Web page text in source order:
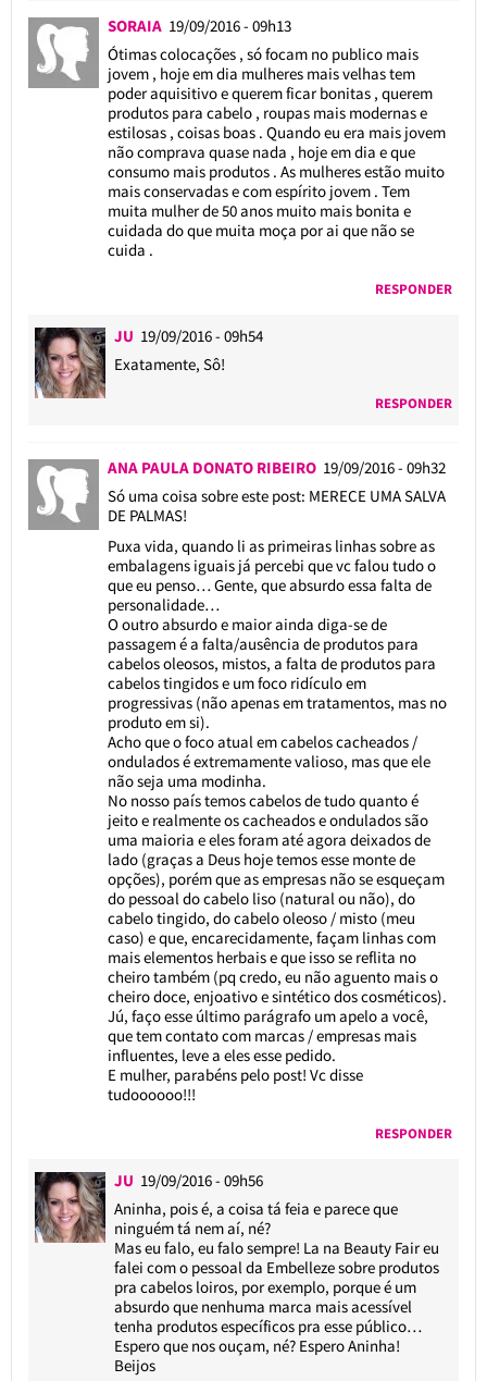
SORAIA 19/09/2016 - 09h13
Ótimas colocações , só focam no publico mais
jovem , hoje em dia mulheres mais velhas tem
poder aquisitivo e querem ficar bonitas , querem
produtos para cabelo , roupas mais modernas e
estilosas , coisas boas . Quando eu era mais jovem
não comprava quase nada , hoje em dia e que
consumo mais produtos . As mulheres estão muito
mais conservadas e com espírito jovem . Tem
muita mulher de 50 anos muito mais bonita e
cuidada do que muita moça por ai que não se
cuida .
RESPONDER
JU 19/09/2016 - 09h54
Exatamente, Sô!
RESPONDER
ANA PAULA DONATO RIBEIRO 19/09/2016 - 09h32
Só uma coisa sobre este post: MERECE UMA SALVA
DE PALMAS!
Puxa vida, quando li as primeiras linhas sobre as
embalagens iguais já percebi que vc falou tudo o
que eu penso… Gente, que absurdo essa falta de
personalidade…
O outro absurdo e maior ainda diga-se de
passagem é a falta/ausência de produtos para
cabelos oleosos, mistos, a falta de produtos para
cabelos tingidos e um foco ridículo em
progressivas (não apenas em tratamentos, mas no
produto em si).
Acho que o foco atual em cabelos cacheados /
ondulados é extremamente valioso, mas que ele
não seja uma modinha.
No nosso país temos cabelos de tudo quanto é
jeito e realmente os cacheados e ondulados são
uma maioria e eles foram até agora deixados de
lado (graças a Deus hoje temos esse monte de
opções), porém que as empresas não se esqueçam
do pessoal do cabelo liso (natural ou não), do
cabelo tingido, do cabelo oleoso / misto (meu
caso) e que, encarecidamente, façam linhas com
mais elementos herbais e que isso se reflita no
cheiro também (pq credo, eu não aguento mais o
cheiro doce, enjoativo e sintético dos cosméticos).
Jú, faço esse último parágrafo um apelo a você,
que tem contato com marcas / empresas mais
influentes, leve a eles esse pedido.
E mulher, parabéns pelo post! Vc disse
tudoooooo!!!
RESPONDER
JU 19/09/2016 - 09h56
Aninha, pois é, a coisa tá feia e parece que
ninguém tá nem aí, né?
Mas eu falo, eu falo sempre! La na Beauty Fair eu
falei com o pessoal da Embelleze sobre produtos
pra cabelos loiros, por exemplo, porque é um
absurdo que nenhuma marca mais acessível
tenha produtos específicos pra esse público…
Espero que nos ouçam, né? Espero Aninha!
Beijos